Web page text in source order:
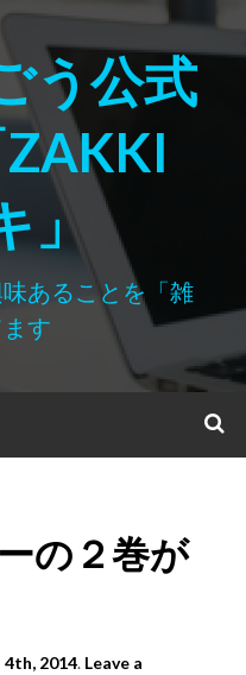
う公式
」
あることを「雑
す
の２巻が
4th, 2014. Leave a